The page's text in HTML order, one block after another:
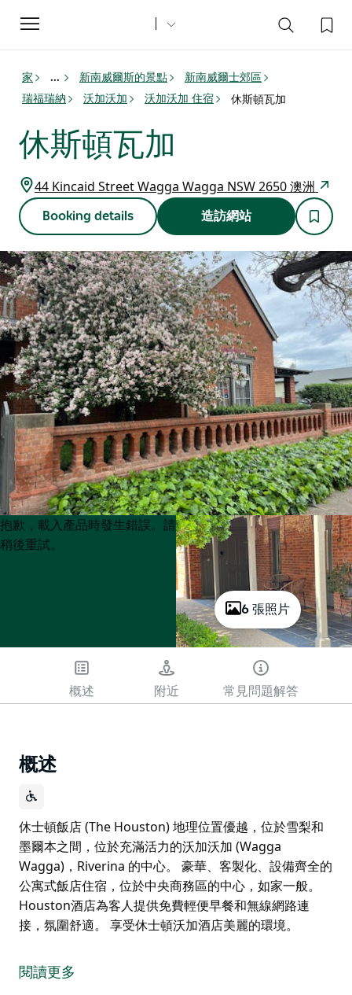
Toggle
navigation
家 ... 新南威爾斯的景點
新南威爾士郊區
瑞福瑞納
沃加沃加 沃加沃加 住宿 休斯頓瓦加
休斯頓瓦加
44 Kincaid Street Wagga Wagga NSW 2650 澳洲
Booking details 造訪網站
6 張照片
Product
List
Product
List
抱歉，載入產品時發生錯誤。請
稍後重試。
概述 附近 常見問題解答
概述
休士頓飯店 (The Houston) 地理位置優越，位於雪梨和
墨爾本之間，位於充滿活力的沃加沃加 (Wagga
Wagga)，Riverina 的中心。 豪華、客製化、設備齊全的
公寓式飯店住宿，位於中央商務區的中心，如家一般。
Houston酒店為客人提供免費輕便早餐和無線網路連
接，氛圍舒適。 享受休士頓沃加酒店美麗的環境。
墨爾本之間，位於充滿活力的沃加沃加 (Wagga
Wagga)，Riverina 的中心。
閱讀更多